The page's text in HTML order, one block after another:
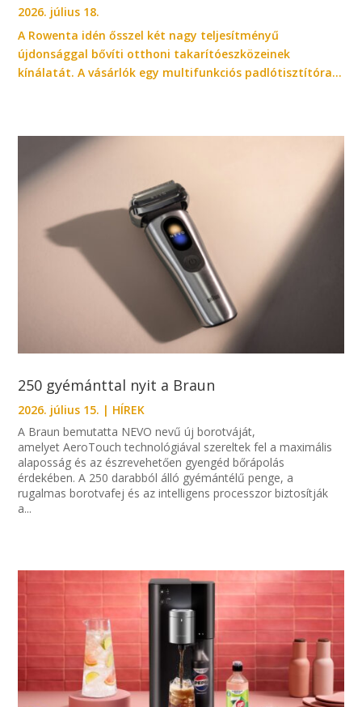
2026. július 18.
A Rowenta idén ősszel két nagy teljesítményű
újdonsággal bővíti otthoni takarítóeszközeinek
kínálatát. A vásárlók egy multifunkciós padlótisztítóra...
250 gyémánttal nyit a Braun
2026. július 15. | HÍREK
A Braun bemutatta NEVO nevű új borotváját,
amelyet AeroTouch technológiával szereltek fel a maximális
alaposság és az észrevehetően gyengéd bőrápolás
érdekében. A 250 darabból álló gyémántélű penge, a
rugalmas borotvafej és az intelligens processzor biztosítják
a...